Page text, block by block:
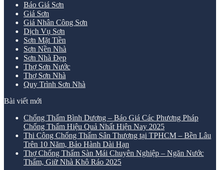
Báo Giá Sơn
Giá Sơn
Giá Nhân Công Sơn
Dịch Vụ Sơn
Sơn Mặt Tiền
Sơn Nền Nhà
Sơn Nhà Đẹp
Thợ Sơn Nước
Thợ Sơn Nhà
Quy Trình Sơn Nhà
Bài viết mới
Chống Thấm Bình Dương – Báo Giá Các Phương Pháp
Chống Thấm Hiệu Quả Nhất Hiện Nay 2025
Thi Công Chống Thấm Sân Thượng tại TPHCM – Bền Lâu
Trên 10 Năm, Bảo Hành Dài Hạn
Thợ Chống Thấm Sàn Mái Chuyên Nghiệp – Ngăn Nước
Thấm, Giữ Nhà Khô Ráo 2025